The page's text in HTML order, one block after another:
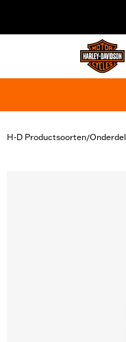
H-D Productsoorten/